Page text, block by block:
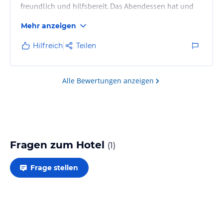
freundlich und hilfsbereit. Das Abendessen hat und
Frühstücksbüfett (17€/pro Person) war sehr reichlich.
Den Parkplatz in der Tiefgarage kann man auch für
12 € dazu nehmen.
Wir würden das Hotel auf jeden Fall
weiterempfehlen.
Mehr anzeigen
Hilfreich Teilen
Alle Bewertungen anzeigen
Fragen zum Hotel (1)
Frage stellen